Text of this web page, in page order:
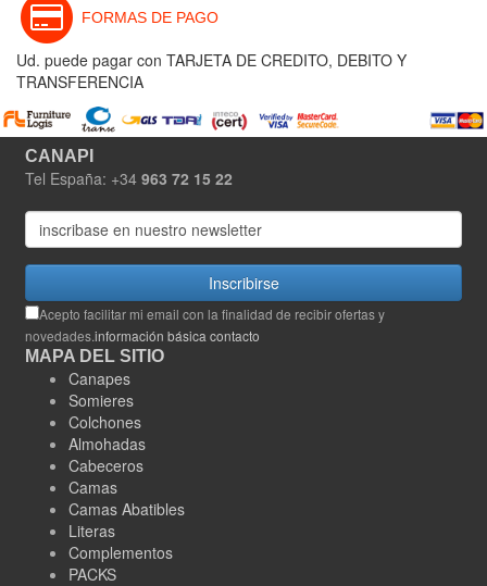
FORMAS DE PAGO
Ud. puede pagar con TARJETA DE CREDITO, DEBITO Y
TRANSFERENCIA
CANAPI
Tel España: +34 963 72 15 22
Inscribirse
Acepto facilitar mi email con la finalidad de recibir ofertas y
novedades.información básica contacto
MAPA DEL SITIO
Canapes
Somieres
Colchones
Almohadas
Cabeceros
Camas
Camas Abatibles
Literas
Complementos
PACKS